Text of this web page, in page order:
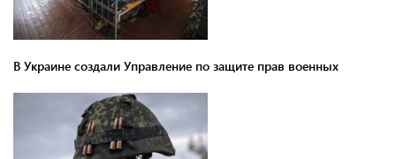
В Украине создали Управление по защите прав военных